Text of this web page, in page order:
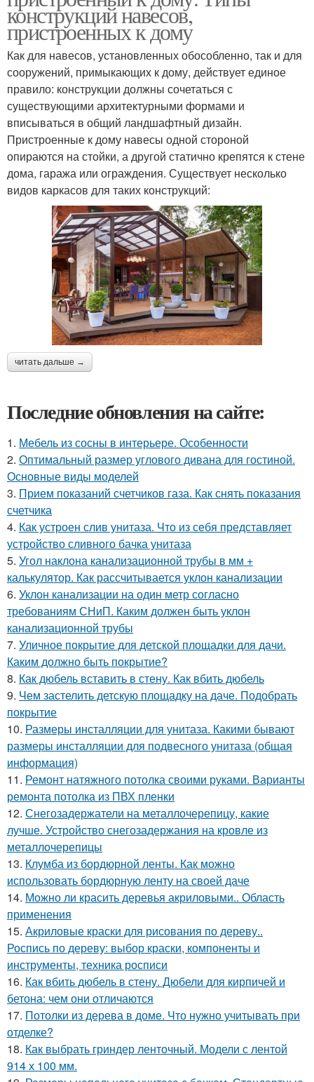
конструкций навесов,
пристроенных к дому
Как для навесов, установленных обособленно, так и для
сооружений, примыкающих к дому, действует единое
правило: конструкции должны сочетаться с
существующими архитектурными формами и
вписываться в общий ландшафтный дизайн.
Пристроенные к дому навесы одной стороной
опираются на стойки, а другой статично крепятся к стене
дома, гаража или ограждения. Существует несколько
видов каркасов для таких конструкций:
читать дальше →
Последние обновления на сайте:
1. Мебель из сосны в интерьере. Особенности
2. Оптимальный размер углового дивана для гостиной.
Основные виды моделей
3. Прием показаний счетчиков газа. Как снять показания
счетчика
4. Как устроен слив унитаза. Что из себя представляет
устройство сливного бачка унитаза
5. Угол наклона канализационной трубы в мм +
калькулятор. Как рассчитывается уклон канализации
6. Уклон канализации на один метр согласно
требованиям СНиП. Каким должен быть уклон
канализационной трубы
7. Уличное покрытие для детской площадки для дачи.
Каким должно быть покрытие?
8. Как дюбель вставить в стену. Как вбить дюбель
9. Чем застелить детскую площадку на даче. Подобрать
покрытие
10. Размеры инсталляции для унитаза. Какими бывают
размеры инсталляции для подвесного унитаза (общая
информация)
11. Ремонт натяжного потолка своими руками. Варианты
ремонта потолка из ПВХ пленки
12. Снегозадержатели на металлочерепицу, какие
лучше. Устройство снегозадержания на кровле из
металлочерепицы
13. Клумба из бордюрной ленты. Как можно
использовать бордюрную ленту на своей даче
14. Можно ли красить деревья акриловыми.. Область
применения
15. Акриловые краски для рисования по дереву..
Роспись по дереву: выбор краски, компоненты и
инструменты, техника росписи
16. Как вбить дюбель в стену. Дюбели для кирпичей и
бетона: чем они отличаются
17. Потолки из дерева в доме. Что нужно учитывать при
отделке?
18. Как выбрать гриндер ленточный. Модели с лентой
914 х 100 мм.